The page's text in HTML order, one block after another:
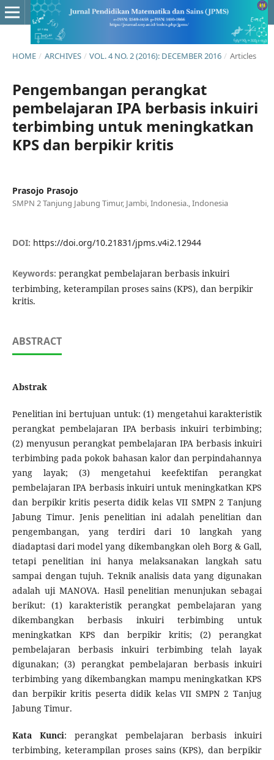
HOME / ARCHIVES / VOL. 4 NO. 2 (2016): DECEMBER 2016 / Articles
Pengembangan perangkat
pembelajaran IPA berbasis inkuiri
terbimbing untuk meningkatkan
KPS dan berpikir kritis
Prasojo Prasojo
SMPN 2 Tanjung Jabung Timur, Jambi, Indonesia., Indonesia
DOI: https://doi.org/10.21831/jpms.v4i2.12944
Keywords: perangkat pembelajaran berbasis inkuiri
terbimbing, keterampilan proses sains (KPS), dan berpikir
kritis.
ABSTRACT
Abstrak
Penelitian ini bertujuan untuk: (1) mengetahui karakteristik
perangkat pembelajaran IPA berbasis inkuiri terbimbing;
(2) menyusun perangkat pembelajaran IPA berbasis inkuiri
terbimbing pada pokok bahasan kalor dan perpindahannya
yang layak; (3) mengetahui keefektifan perangkat
pembelajaran IPA berbasis inkuiri untuk meningkatkan KPS
dan berpikir kritis peserta didik kelas VII SMPN 2 Tanjung
Jabung Timur. Jenis penelitian ini adalah penelitian dan
pengembangan, yang terdiri dari 10 langkah yang
diadaptasi dari model yang dikembangkan oleh Borg & Gall,
tetapi penelitian ini hanya melaksanakan langkah satu
sampai dengan tujuh. Teknik analisis data yang digunakan
adalah uji MANOVA. Hasil penelitian menunjukan sebagai
berikut: (1) karakteristik perangkat pembelajaran yang
dikembangkan berbasis inkuiri terbimbing untuk
meningkatkan KPS dan berpikir kritis; (2) perangkat
pembelajaran berbasis inkuiri terbimbing telah layak
digunakan; (3) perangkat pembelajaran berbasis inkuiri
terbimbing yang dikembangkan mampu meningkatkan KPS
dan berpikir kritis peserta didik kelas VII SMPN 2 Tanjug
Jabung Timur.
Kata Kunci: perangkat pembelajaran berbasis inkuiri
terbimbing, keterampilan proses sains (KPS), dan berpikir